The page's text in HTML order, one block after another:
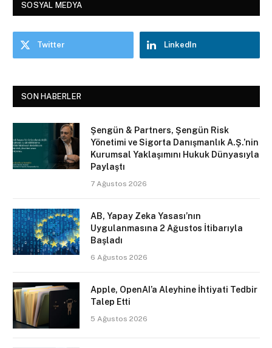
SOSYAL MEDYA
Twitter LinkedIn
SON HABERLER
Şengün & Partners, Şengün Risk
Yönetimi ve Sigorta Danışmanlık A.Ş.’nin
Kurumsal Yaklaşımını Hukuk Dünyasıyla
Paylaştı
7 Ağustos 2026
AB, Yapay Zeka Yasası’nın
Uygulanmasına 2 Ağustos İtibarıyla
Başladı
6 Ağustos 2026
Apple, OpenAI’a Aleyhine İhtiyati Tedbir
Talep Etti
5 Ağustos 2026